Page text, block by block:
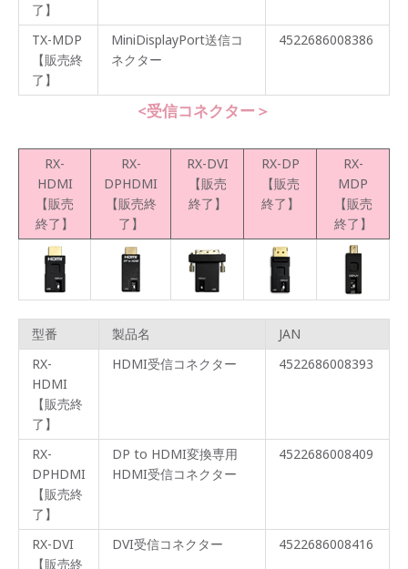
了】
TX-MDP
【販売終
了】
MiniDisplayPort送信コ
ネクター
4522686008386
<受信コネクター＞
RX-
HDMI
【販売
終了】
RX-
DPHDMI
【販売終
了】
RX-DVI
【販売
終了】
RX-DP
【販売
終了】
RX-
MDP
【販売
終了】
型番 製品名
JAN
RX-
HDMI
【販売終
了】
HDMI受信コネクター 4522686008393
RX-
DPHDMI
【販売終
了】
DP to HDMI変換専用
HDMI受信コネクター
4522686008409
RX-DVI
【販売終
DVI受信コネクター 4522686008416